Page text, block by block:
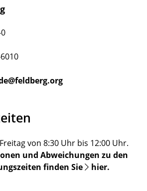
von 8:30 Uhr bis 12:00 Uhr.
und Abweichungen zu den
finden Sie
hier.